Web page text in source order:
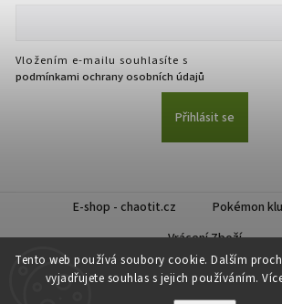
Tento web používá soubory cookie. Dalším
vyjadřujete souhlas s jejich používáním.
Vložením e-mailu souhlasíte s
podmínkami ochrany osobních údajů
Přihlásit se
E-shop - chaotit.cz
Pokémon
Vrácení Zboží